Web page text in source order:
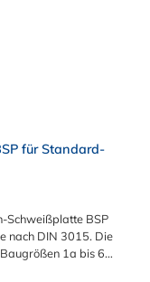
für Standard-
Schweißplatte BSP
nach DIN 3015. Die
1a bis 6